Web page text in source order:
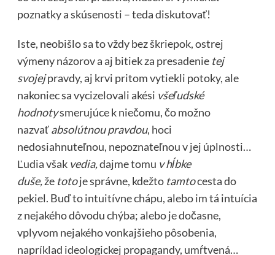
poznatky a skúsenosti – teda diskutovať!
Iste, neobišlo sa to vždy bez škriepok, ostrej
výmeny názorov a aj bitiek za presadenie tej
svojejpravdy, aj krvi pritom vytiekli potoky, ale
nakoniec sa vycizelovali akési všeľudské
hodnotysmerujúce k niečomu, čo možno
nazvaťabsolútnou pravdou, hoci
nedosiahnuteľnou, nepoznateľnou v jej úplnosti…
Ľudia však vedia,dajme tomu v hĺbke
duše,že totoje správne, kdežto tamtocesta do
pekiel. Buď to intuitívne chápu, alebo im tá intuícia
z nejakého dôvodu chýba; alebo je dočasne,
vplyvom nejakého vonkajšieho pôsobenia,
napríklad ideologickej propagandy, umŕtvená…